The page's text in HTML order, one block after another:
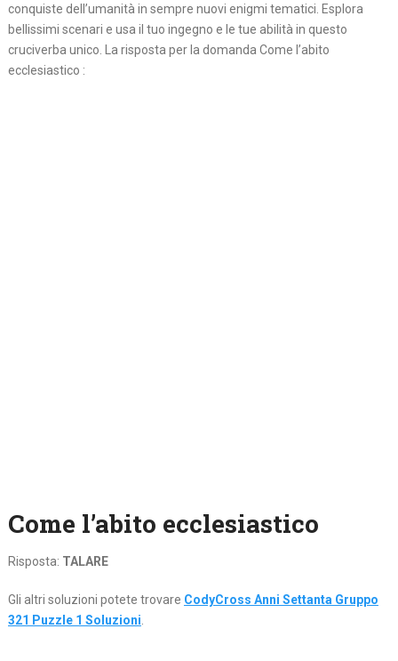
conquiste dell’umanità in sempre nuovi enigmi tematici. Esplora
bellissimi scenari e usa il tuo ingegno e le tue abilità in questo
cruciverba unico. La risposta per la domanda Come l’abito
ecclesiastico :
Come l’abito ecclesiastico
Risposta: TALARE
Gli altri soluzioni potete trovare CodyCross Anni Settanta Gruppo
321 Puzzle 1 Soluzioni.